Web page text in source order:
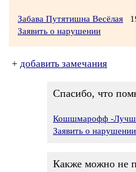
Забава Путятишна Весёлая
Заявить о нарушении
+ добавить замечания
Спасибо, что
Кошшмарофф -
Заявить о нарушении
Какже можно не